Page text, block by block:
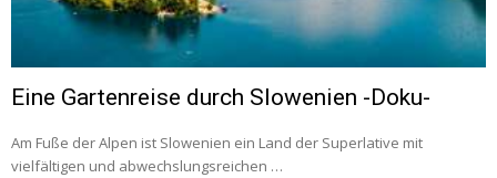
Eine Gartenreise durch Slowenien -Doku-
Am Fuße der Alpen ist Slowenien ein Land der Superlative mit
vielfältigen und abwechslungsreichen …